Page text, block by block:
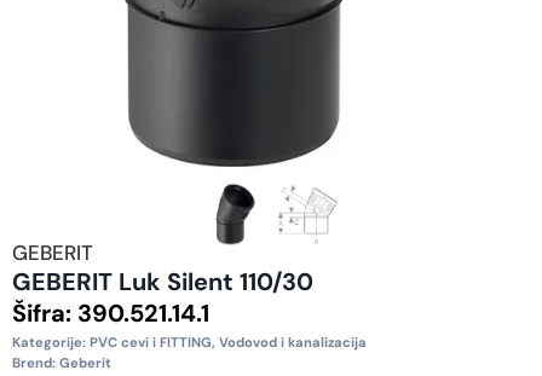
GEBERIT
GEBERIT Luk Silent 110/30
Šifra: 390.521.14.1
Kategorije: PVC cevi i FITTING, Vodovod i kanalizacija
Brend: Geberit